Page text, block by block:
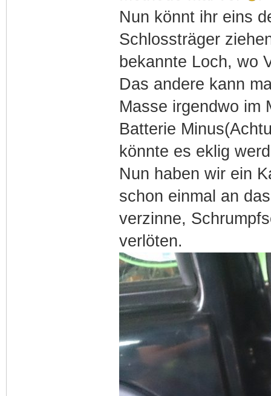
Nun könnt ihr eins
Schlossträger
bekannte Loch, wo
Das andere kann
Masse irgendwo im
Batterie
könnte es eklig
Nun haben wir ein
schon einmal an
verzinne,
verlöten.